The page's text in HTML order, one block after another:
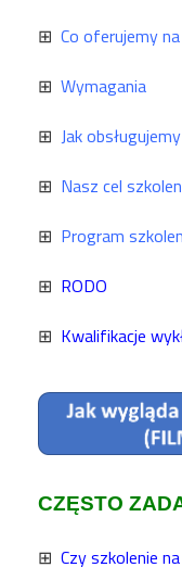
⊞ Co oferujemy
⊞ Wymagania
⊞ Jak
⊞ Nasz cel
⊞ Program
⊞ RODO
⊞ Kwalifikacje
CZĘSTO
⊞ Czy szkolenie